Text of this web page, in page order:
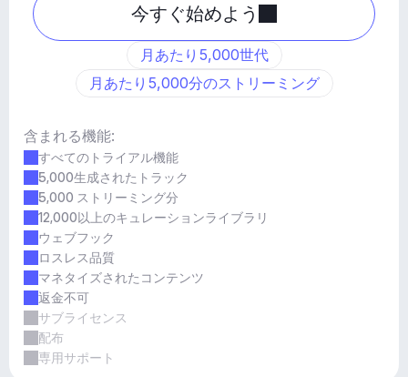
今すぐ始めよう
月あたり5,000世代
月あたり5,000分のストリーミング
含まれる機能:
すべてのトライアル機能
5,000生成されたトラック
5,000 ストリーミング分
12,000以上のキュレーションライブラリ
ウェブフック
ロスレス品質
マネタイズされたコンテンツ
返金不可
サブライセンス
配布
専用サポート